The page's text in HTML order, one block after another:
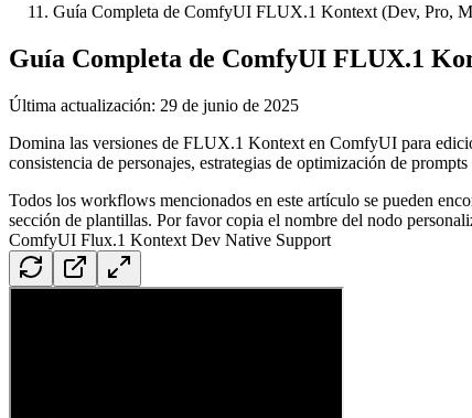
Guía Completa de ComfyUI FLUX.1 Kontext (Dev, Pro,
Guía Completa de ComfyUI FLUX.1
Última actualización: 29 de junio de 2025
Domina las versiones de FLUX.1 Kontext en ComfyUI para
consistencia de personajes, estrategias de optimización de
Todos los workflows mencionados en este artículo se pueden
sección de plantillas. Por favor copia el nombre del nodo
ComfyUI Flux.1 Kontext Dev Native Support